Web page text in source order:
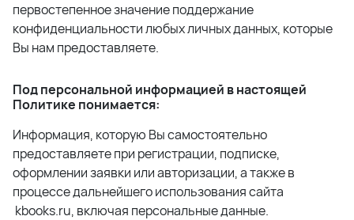
первостепенное значение поддержание
конфиденциальности любых личных данных, которые
Вы нам предоставляете.
Под персональной информацией в настоящей
Политике понимается:
Информация, которую Вы самостоятельно
предоставляете при регистрации, подписке,
оформлении заявки или авторизации, а также в
процессе дальнейшего использования сайта
kbooks.ru, включая персональные данные.